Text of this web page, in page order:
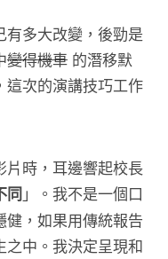
多大改變，後勁是
變得機車 的潛移默
這次的演講技巧工作
片時，耳邊響起校長
同」。我不是一個口
，如果用傳統報告
中。我決定呈現和